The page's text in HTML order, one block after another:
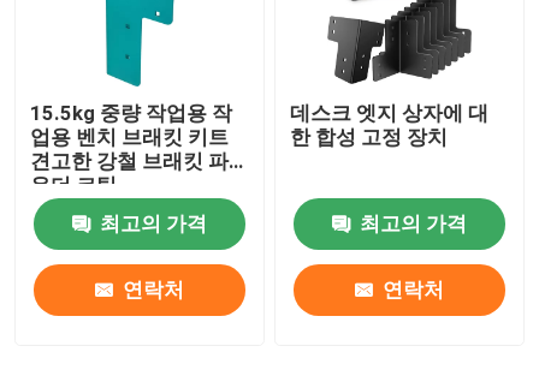
15.5kg 중량 작업용 작
업용 벤치 브래킷 키트
견고한 강철 브래킷 파
우더 코팅
최고의 가격
연락처
데스크 엣지 상자에 대
한 합성 고정 장치
최고의 가격
연락처